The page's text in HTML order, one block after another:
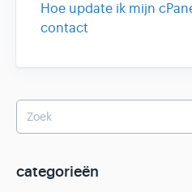
Hoe update ik mijn
contact
categorieën